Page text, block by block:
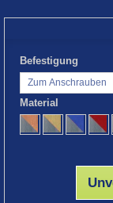
Befestigung
Zum Anschrauben
Material